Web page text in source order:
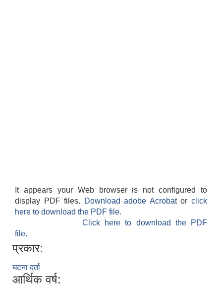
It appears your Web browser is not configured to
display PDF files.
Download adobe Acrobatorclick
here to download the PDF file.
Click here to download the PDF
file.
प्रकार:
घटना दर्ता
आर्थिक वर्ष: